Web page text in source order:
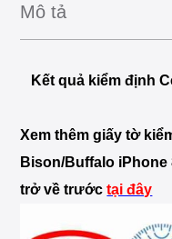
Mô tả
Kết quả kiểm định
Xem thêm giấy tờ
Bison/Buffalo iPhone
trở về trướctại đây